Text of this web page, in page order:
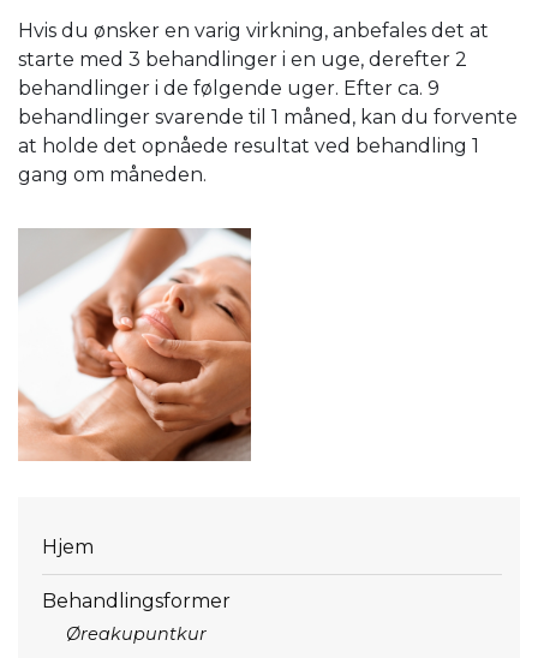
Hvis du ønsker en varig virkning, anbefales det at
starte med 3 behandlinger i en uge, derefter 2
behandlinger i de følgende uger. Efter ca. 9
behandlinger svarende til 1 måned, kan du forvente
at holde det opnåede resultat ved behandling 1
gang om måneden.
Menu
Hjem
Behandlingsformer
Øreakupuntkur